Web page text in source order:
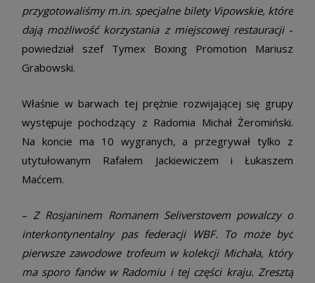
przygotowaliśmy m.in. specjalne bilety Vip­owskie, które
dają możliwość korzystania z miejscowej restauracji­-
powiedział szef Tymex Boxing Promotion Mariusz
Grabowski.
Właśnie w barwach tej prężnie rozwijającej się grupy
występuje pochodzący z Radomia Michał Żeromiński.
Na koncie ma 10 wygranych, a przegrywał tylko z
utytułowanym Rafałem Jackiewiczem i Łukaszem
Maćcem. ­
–Z Rosjaninem Romanem Seliverstovem powalczy o
interkontynentalny pas federacji WBF. To może być
pierwsze zawodowe trofeum w kolekcji Michała, który
ma sporo fanów w Radomiu i tej części kraju. Zresztą